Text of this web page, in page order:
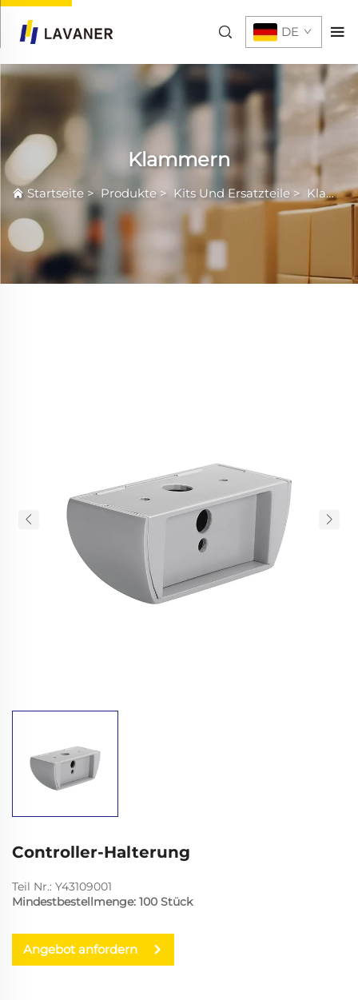
DE
Klammern
Startseite >Produkte> Kits Und Ersatzteile > Klammern
Controller-Halterung
Teil Nr.: Y43109001
Mindestbestellmenge: 100 Stück
Angebot anfordern